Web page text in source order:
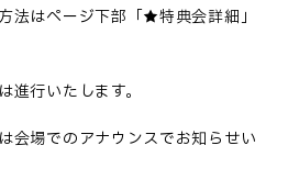
法はページ下部「★特典会詳細」
行いたします。
会場でのアナウンスでお知らせい